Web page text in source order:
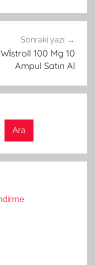
Sonraki yazı
100 Mg 10
Ampul Satın Al
Ara